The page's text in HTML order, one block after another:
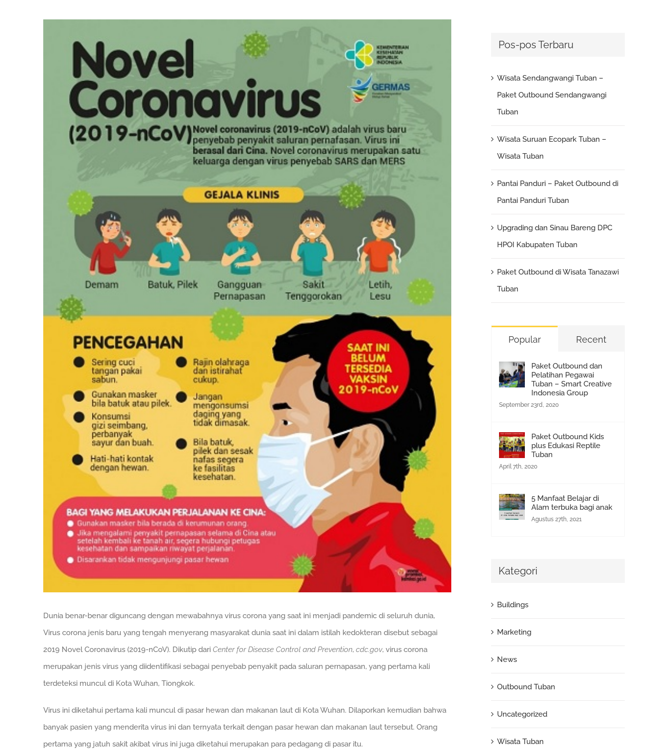
Dunia benar-benar diguncang dengan mewabahnya virus corona yang saat ini menjadi pandemic di seluruh dunia,
Virus corona jenis baru yang tengah menyerang masyarakat dunia saat ini dalam istilah kedokteran disebut sebagai
2019 Novel Coronavirus (2019-nCoV). Dikutip dari Center for Disease Control and Prevention, cdc.gov, virus corona
merupakan jenis virus yang diidentifikasi sebagai penyebab penyakit pada saluran pernapasan, yang pertama kali
terdeteksi muncul di Kota Wuhan, Tiongkok.
Virus ini diketahui pertama kali muncul di pasar hewan dan makanan laut di Kota Wuhan. Dilaporkan kemudian bahwa
banyak pasien yang menderita virus ini dan ternyata terkait dengan pasar hewan dan makanan laut tersebut. Orang
pertama yang jatuh sakit akibat virus ini juga diketahui merupakan para pedagang di pasar itu.
Pos-pos Terbaru
Wisata Sendangwangi Tuban –
Paket Outbound Sendangwangi
Tuban
Wisata Suruan Ecopark Tuban –
Wisata Tuban
Pantai Panduri – Paket Outbound di
Pantai Panduri Tuban
Upgrading dan Sinau Bareng DPC
HPOI Kabupaten Tuban
Paket Outbound di Wisata Tanazawi
Tuban
Popular Recent
Paket Outbound dan
Pelatihan Pegawai
Tuban – Smart Creative
Indonesia Group
September 23rd, 2020
Paket Outbound Kids
plus Edukasi Reptile
Tuban
April 7th, 2020
5 Manfaat Belajar di
Alam terbuka bagi anak
Agustus 27th, 2021
Kategori
Buildings
Marketing
News
Outbound Tuban
Uncategorized
Wisata Tuban